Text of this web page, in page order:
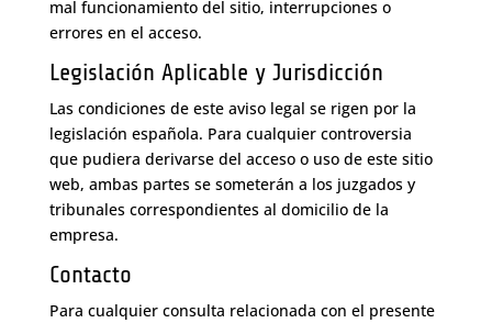
mal funcionamiento del sitio, interrupciones o
errores en el acceso.
Legislación Aplicable y Jurisdicción
Las condiciones de este aviso legal se rigen por la
legislación española. Para cualquier controversia
que pudiera derivarse del acceso o uso de este sitio
web, ambas partes se someterán a los juzgados y
tribunales correspondientes al domicilio de la
empresa.
Contacto
Para cualquier consulta relacionada con el presente